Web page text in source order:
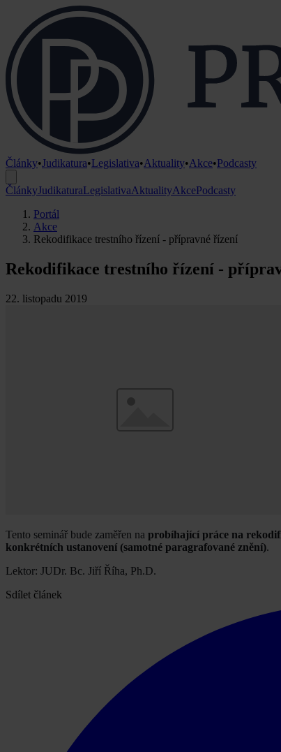
Články•Judikatura•Legislativa•Aktuality•Akce•Podcasty
ČlánkyJudikaturaLegislativaAktualityAkcePodcasty
Portál
Akce
Rekodifikace trestního řízení - přípravné řízení
Rekodifikace trestního řízení -
22. listopadu 2019
Tento seminář bude zaměřen na probíhající práce na
konkrétních ustanovení (samotné paragrafované znění).
Lektor: JUDr. Bc. Jiří Říha, Ph.D.
Sdílet článek